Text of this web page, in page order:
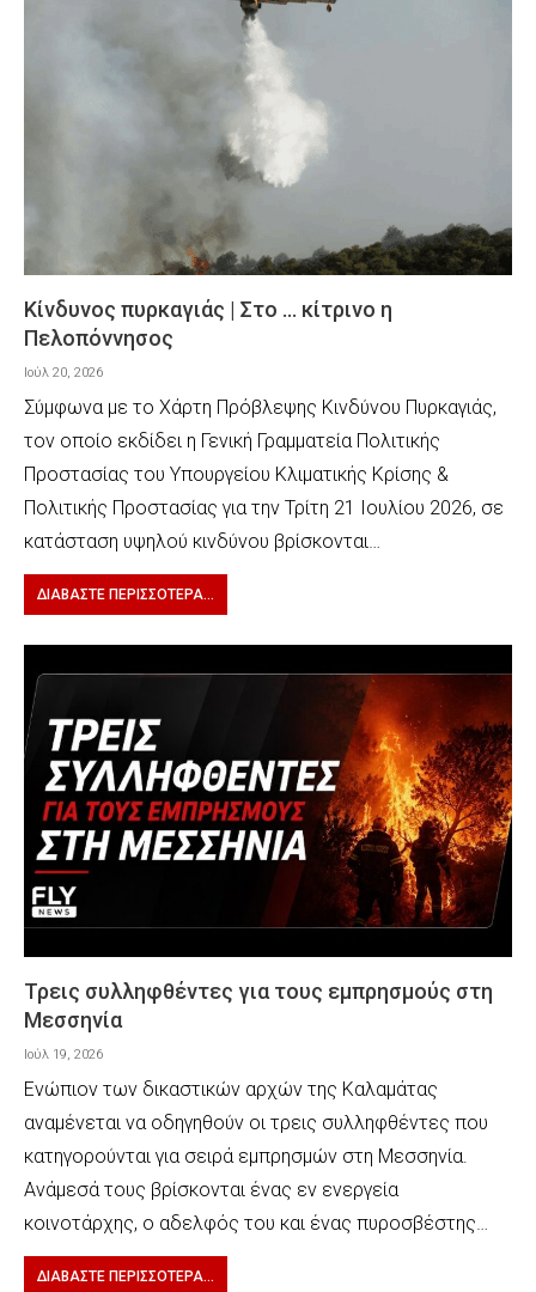
Κίνδυνος πυρκαγιάς | Στο … κίτρινο η
Πελοπόννησος
Ιούλ 20, 2026
Σύμφωνα με το Χάρτη Πρόβλεψης Κινδύνου Πυρκαγιάς,
τον οποίο εκδίδει η Γενική Γραμματεία Πολιτικής
Προστασίας του Υπουργείου Κλιματικής Κρίσης &
Πολιτικής Προστασίας για την Τρίτη 21 Ιουλίου 2026, σε
κατάσταση υψηλού κινδύνου βρίσκονται…
ΔΙΑΒΆΣΤΕ ΠΕΡΙΣΣΌΤΕΡΑ...
Τρεις συλληφθέντες για τους εμπρησμούς στη
Μεσσηνία
Ιούλ 19, 2026
Ενώπιον των δικαστικών αρχών της Καλαμάτας
αναμένεται να οδηγηθούν οι τρεις συλληφθέντες που
κατηγορούνται για σειρά εμπρησμών στη Μεσσηνία.
Ανάμεσά τους βρίσκονται ένας εν ενεργεία
κοινοτάρχης, ο αδελφός του και ένας πυροσβέστης…
ΔΙΑΒΆΣΤΕ ΠΕΡΙΣΣΌΤΕΡΑ...